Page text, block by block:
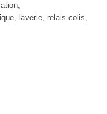
,
, laverie, relais colis,